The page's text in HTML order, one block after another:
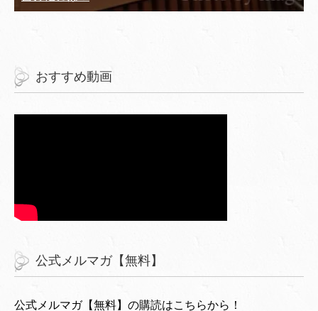
おすすめ動画
公式メルマガ【無料】
公式メルマガ【無料】の購読はこちらから！